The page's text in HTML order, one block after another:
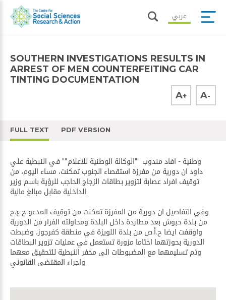
عربي
SOUTHERN INVESTIGATIONS RESULTS IN
ARREST OF MEN COUNTERFEITING CAR
TINTING DOCUMENTATION
A+ A-
FULL TEXT PDF VERSION
وطنية - افاد مندوب ""الوكالة الوطنية للاعلام"" في النبطية علي
داود ان دورية من مفرزة استقصاء الجنوب تمكنت، مساء اليوم، من
توقيف افراد عصابة لتزوير بطاقات الزجاج الحاجب للرؤية باسم وزير
الداخلية مقابل مبالغ مالية.
وفي التفاصيل ان دورية من المفرزة تمكنت من توقيف المدعو ح.ع.ح
من بلدة حبوش بعد مطاردة داخل البلدة ومحاولته الفرار من الدورية
واوقفت ايضا ح.أ.ص من بلدة اللويزة في منطقة كفرجوز، وضبطت
الدورية بحوزتهما اختاما مزورة تستعمل في عمليات تزوير البطاقات
وتم تسليمهما مع المضبوطات الى مخفر النبطية للتحقيق معهما
واجراء المقتضى القانوني.